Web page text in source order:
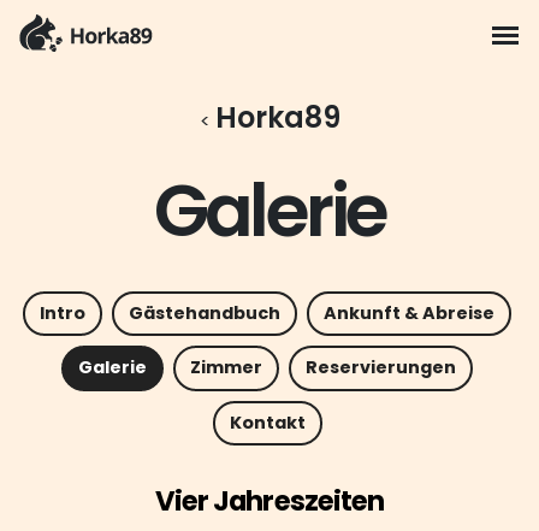
Horka89
Galerie
Intro Gästehandbuch Ankunft & Abreise
Galerie Zimmer Reservierungen
Kontakt
Vier Jahreszeiten